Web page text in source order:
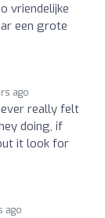
vriendelijke
een grote
ago
really felt
doing, if
it look for
ago